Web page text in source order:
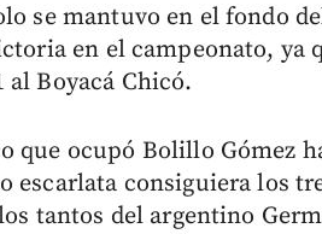
se mantuvo en el fondo
en el campeonato, ya
al Boyacá Chicó.
que ocupó Bolillo Gómez
escarlata consiguiera los
tantos del argentino